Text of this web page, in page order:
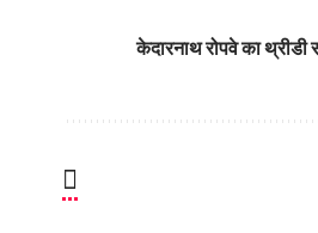
केदारनाथ रोपवे का थ्रीडी